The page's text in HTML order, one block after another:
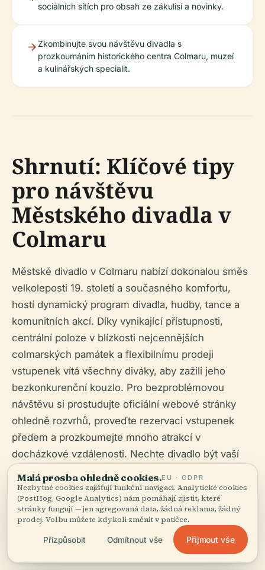
sociálních sítích pro obsah ze zákulisí a novinky.
Zkombinujte svou návštěvu divadla s
prozkoumáním historického centra Colmaru, muzeí
a kulinářských specialit.
Shrnutí: Klíčové tipy
pro návštěvu
Městského divadla v
Colmaru
Městské divadlo v Colmaru nabízí dokonalou směs
velkoleposti 19. století a současného komfortu,
hostí dynamický program divadla, hudby, tance a
komunitních akcí. Díky vynikající přístupnosti,
centrální poloze v blízkosti nejcennějších
colmarských památek a flexibilnímu prodeji
vstupenek vítá všechny diváky, aby zažili jeho
bezkonkurenční kouzlo. Pro bezproblémovou
návštěvu si prostudujte oficiální webové stránky
ohledně rozvrhů, proveďte rezervaci vstupenek
předem a prozkoumejte mnoho atrakcí v
docházkové vzdálenosti. Nechte divadlo být vaší
68.agendaculturel.fr,tourisme-colmar.com,
worldcitytrail.com).
Malá prosba ohledně cookies.EU · GDPR
Nezbytné cookies zajišťují funkční navigaci. Analytické cookies
(PostHog, Google Analytics) nám pomáhají zjistit, které
stránky fungují — jen agregovaná data, žádná reklama, žádný
prodej. Volbu můžete kdykoli změnit v patičce.
Přizpůsobit Odmítnout vše Přijmout vše